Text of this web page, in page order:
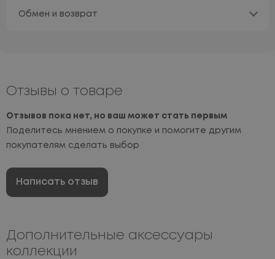
Обмен и возврат
Отзывы о товаре
Отзывов пока нет, но ваш может стать первым
Поделитесь мнением о покупке и помогите другим
покупателям сделать выбор
Написать отзыв
Дополнительные аксессуары
коллекции